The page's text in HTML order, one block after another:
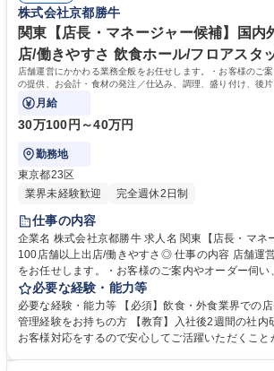
イム上場サンマルクG/牛カツを世界へ/管理部門強化
り高い役割を担うことも可能です！ 学歴・資格 学歴：大学院 大学 高専 短
大 専修学校 高校 語学力： 資格：
株式会社京都勝牛
関東【店長・マネージャー候補】国内
店/働きやすさ 飲食ホール/フロアスタ
店舗運営にかかわる業務全般をお任せします。・お客様のご
の提供、お会計・食材の発注／仕込み、調理、盛り付け、後片
ていただきます。
月給
30万100円～40万円
勤務地
東京都23区
業界未経験歓迎
完全週休2日制
仕事の内容
企業名 株式会社京都勝牛 求人名 関東【店長・マネージャー候補】国内外
100店舗以上出店/働きやすさ◎ 仕事の内容 店舗運営にかかわる業務全般
をお任せします。・お客様のご案内やオーダー伺
計・食材の発注／仕込み、調理、盛り付け、後片付
っていただきます。 【具体的な業務内容】※変更の範囲：当社業務全般 ■
お客様のご案内やオーダー伺い、お食事の提供、
卸■売上、利益管理■スタッフの採用、育成など ま
必要な経験・能力等
必要な経験・能力等 【必須】飲食・外食業界での
管理経験をお持ちの方 【教育】入社後2週間の社内
お客様対応をするので安心してご活躍いただくことが可能